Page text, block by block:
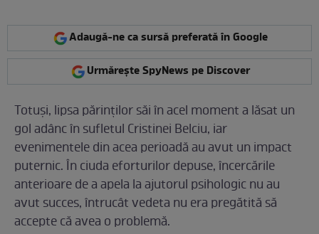
Adaugă-ne ca sursă preferată în Google
Urmărește SpyNews pe Discover
Totuși, lipsa părinților săi în acel moment a lăsat un
gol adânc în sufletul Cristinei Belciu, iar
evenimentele din acea perioadă au avut un impact
puternic. În ciuda eforturilor depuse, încercările
anterioare de a apela la ajutorul psihologic nu au
avut succes, întrucât vedeta nu era pregătită să
accepte că avea o problemă.